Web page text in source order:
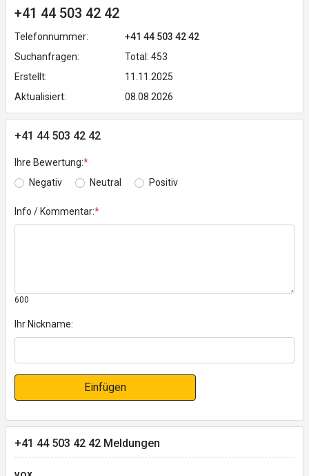
+41 44 503 42 42
Telefonnummer:
+41 44 503 42 42
Suchanfragen:
Total: 453
Erstellt:
11.11.2025
Aktualisiert:
08.08.2026
+41 44 503 42 42
Ihre Bewertung:*
Negativ
Neutral Positiv
Info / Kommentar:*
600
Ihr Nickname:
Einfügen
+41 44 503 42 42 Meldungen